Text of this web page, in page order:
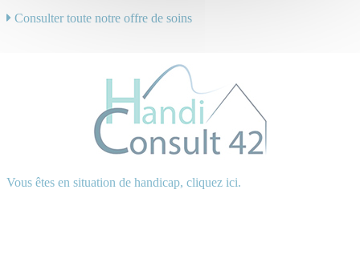
Consulter toute notre offre de soins
Vous êtes en situation de handicap, cliquez ici.